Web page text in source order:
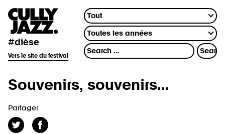
#dièse
Vers le site du festival
Souvenirs, souvenirs…
Partager